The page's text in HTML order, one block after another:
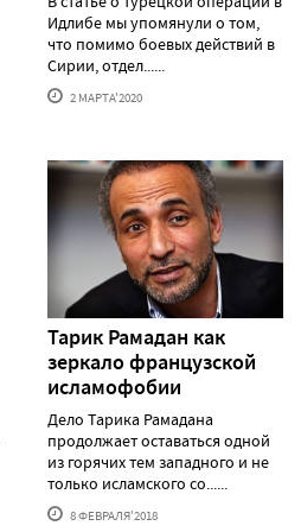
Идлибе мы упомянули о том,
что помимо боевых действий в
Сирии, отдел......
2 МАРТА'2020
Тарик Рамадан как
зеркало французской
исламофобии
Дело Тарика Рамадана
продолжает оставаться одной
из горячих тем западного и не
только исламского со......
8 ФЕВРАЛЯ'2018